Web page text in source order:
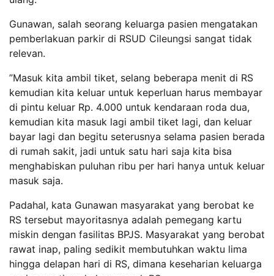
Gunawan, salah seorang keluarga pasien mengatakan
pemberlakuan parkir di RSUD Cileungsi sangat tidak
relevan.
”Masuk kita ambil tiket, selang beberapa menit di RS
kemudian kita keluar untuk keperluan harus membayar
di pintu keluar Rp. 4.000 untuk kendaraan roda dua,
kemudian kita masuk lagi ambil tiket lagi, dan keluar
bayar lagi dan begitu seterusnya selama pasien berada
di rumah sakit, jadi untuk satu hari saja kita bisa
menghabiskan puluhan ribu per hari hanya untuk keluar
masuk saja.
Padahal, kata Gunawan masyarakat yang berobat ke
RS tersebut mayoritasnya adalah pemegang kartu
miskin dengan fasilitas BPJS. Masyarakat yang berobat
rawat inap, paling sedikit membutuhkan waktu lima
hingga delapan hari di RS, dimana keseharian keluarga